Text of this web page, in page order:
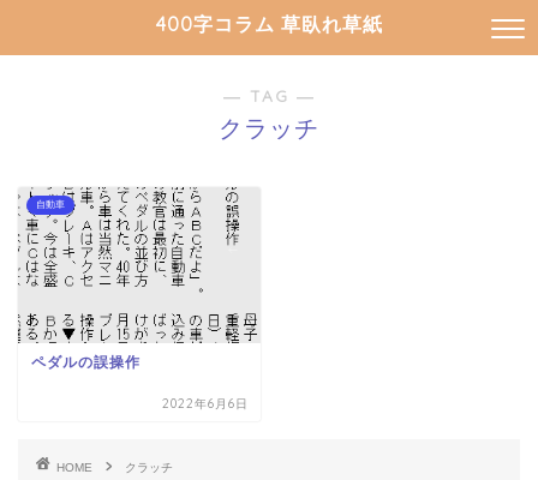
400字コラム 草臥れ草紙
― TAG ―
クラッチ
自動車
ペダルの誤操作
2022年6月6日
HOME クラッチ